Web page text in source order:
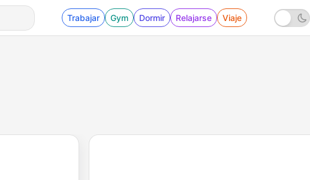
Trabajar Gym Dormir Relajarse Viaje